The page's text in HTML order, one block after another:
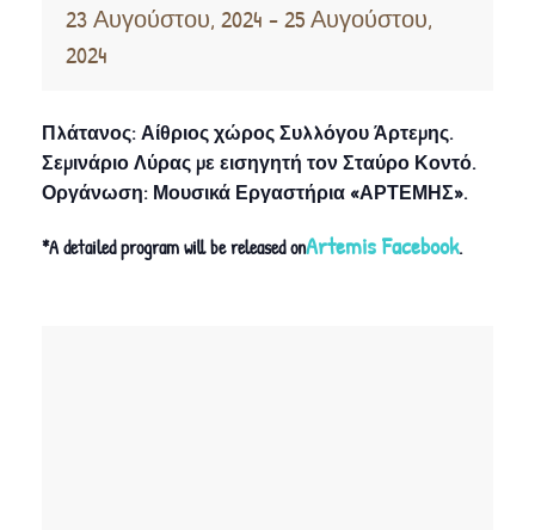
23 Αυγούστου, 2024 -25 Αυγούστου,
2024
Πλάτανος: Αίθριος χώρος Συλλόγου Άρτεμης.
Σεμινάριο Λύρας με εισηγητή τον Σταύρο Κοντό.
Οργάνωση: Μουσικά Εργαστήρια «ΑΡΤΕΜΗΣ».
*A detailed program will be released onArtemis Facebook.